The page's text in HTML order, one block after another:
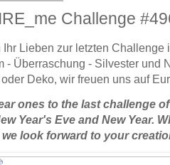
Challenge
Lieben zur letzten Challenge
- Überraschung - Silvester und
Deko, wir freuen uns auf
ones to the last challenge
Year's Eve and New Year.
look forward to your